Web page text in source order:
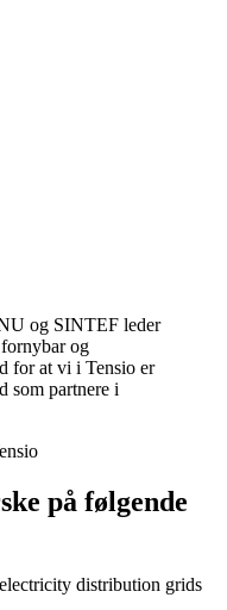
og SINTEF leder
og
for at vi i Tensio er
som partnere i
på følgende
distribution grids